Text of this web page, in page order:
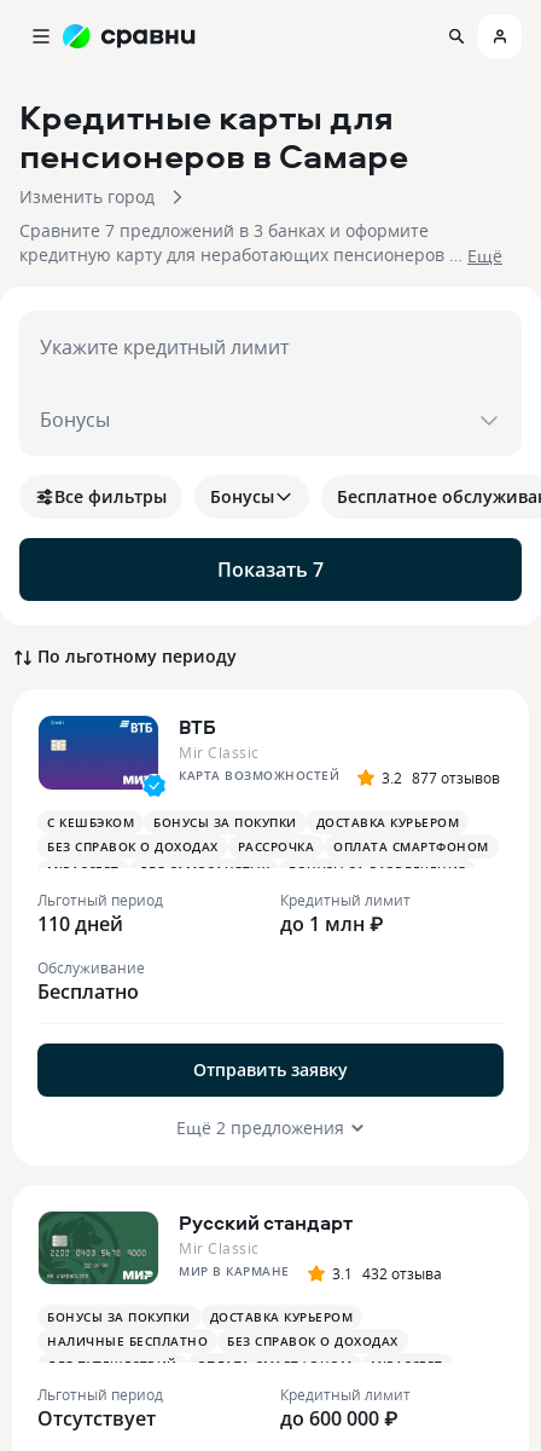
Кредитные карты для
пенсионеров в Самаре
Изменить город
Сравните 7 предложений в 3 банках и оформите
кредитную карту для неработающих пенсионеров в Eщё
Укажите кредитный лимит
Бонусы
Показать 7
Все фильтры Бонусы Бесплатное
По льготному периоду
ВТБ
Mir Classic
КАРТА ВОЗМОЖНОСТЕЙ 3.2 877 отзывов
С КЕШБЭКОМ БОНУСЫ ЗА ПОКУПКИ
ДОСТАВКА КУРЬЕРОМ
БЕЗ СПРАВОК О ДОХОДАХ
РАССРОЧКА
ОПЛАТА СМАРТФОНОМ
MIRACCEPT
ДЛЯ САМОЗАНЯТЫХ
БОНУСЫ ЗА РАЗВЛЕЧЕНИЯ
ПЛАТЕЖНЫЙ СТИКЕР
Льготный период
110 дней
Кредитный лимит
до 1 млн ₽
Обслуживание
Бесплатно
Отправить заявку
Ещё 2 предложения
Русский стандарт
Mir Classic
МИР В КАРМАНЕ 3.1 432 отзыва
БОНУСЫ ЗА ПОКУПКИ
ДОСТАВКА КУРЬЕРОМ
НАЛИЧНЫЕ БЕСПЛАТНО
БЕЗ СПРАВОК О ДОХОДАХ
ДЛЯ ПУТЕШЕСТВИЙ
ОПЛАТА СМАРТФОНОМ
MIRACCEPT
ДЛЯ САМОЗАНЯТЫХ
БОНУСЫ В СУПЕРМАРКЕТАХ
ПЛАТЕЖНЫЙ СТИКЕР
Льготный период
Отсутствует
Кредитный лимит
до 600 000 ₽